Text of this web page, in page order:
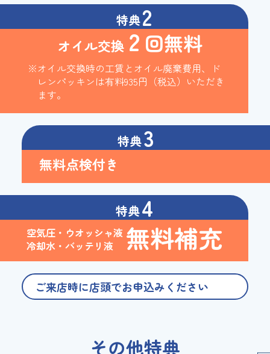
特典2
オイル交換 2 回無料
※オイル交換時の工賃とオイル廃棄費用、
ド
レンパッキンは有料935円（税込）いただき
ます。
特典3
無料点検付き
特典4
空気圧・ウオッシャ液
冷却水・バッテリ液
無料補充
ご来店時に店頭でお申込みください
その他特典